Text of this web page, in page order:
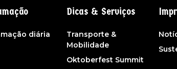
diária
Dicas & Serviços
Transporte &
Mobilidade
Oktoberfest Summit